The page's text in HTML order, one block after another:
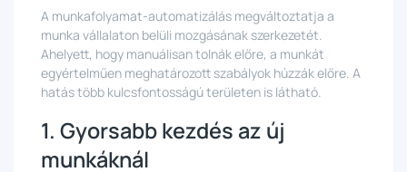
A munkafolyamat-automatizálás megváltoztatja a
munka vállalaton belüli mozgásának szerkezetét.
Ahelyett, hogy manuálisan tolnák előre, a munkát
egyértelműen meghatározott szabályok húzzák előre. A
hatás több kulcsfontosságú területen is látható.
1. Gyorsabb kezdés az új
munkáknál